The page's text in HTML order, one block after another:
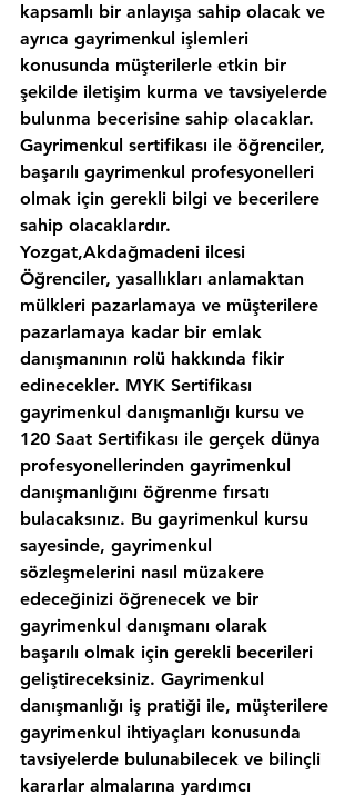
kapsamlı bir anlayışa sahip olacak ve
ayrıca gayrimenkul işlemleri
konusunda müşterilerle etkin bir
şekilde iletişim kurma ve tavsiyelerde
bulunma becerisine sahip olacaklar.
Gayrimenkul sertifikası ile öğrenciler,
başarılı gayrimenkul profesyonelleri
olmak için gerekli bilgi ve becerilere
sahip olacaklardır.
Yozgat,Akdağmadeni ilcesi
Öğrenciler, yasallıkları anlamaktan
mülkleri pazarlamaya ve müşterilere
pazarlamaya kadar bir emlak
danışmanının rolü hakkında fikir
edinecekler. MYK Sertifikası
gayrimenkul danışmanlığı kursu ve
120 Saat Sertifikası ile gerçek dünya
profesyonellerinden gayrimenkul
danışmanlığını öğrenme fırsatı
bulacaksınız. Bu gayrimenkul kursu
sayesinde, gayrimenkul
sözleşmelerini nasıl müzakere
edeceğinizi öğrenecek ve bir
gayrimenkul danışmanı olarak
başarılı olmak için gerekli becerileri
geliştireceksiniz. Gayrimenkul
danışmanlığı iş pratiği ile, müşterilere
gayrimenkul ihtiyaçları konusunda
tavsiyelerde bulunabilecek ve bilinçli
kararlar almalarına yardımcı